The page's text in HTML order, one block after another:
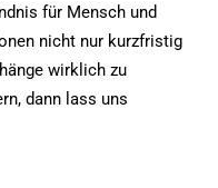
für Mensch und
nicht nur kurzfristig
wirklich zu
dann lass uns